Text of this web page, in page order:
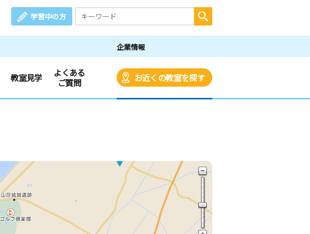
学習中の方
企業情報
教室見学
よくある
ご質問
お近くの教室を探す